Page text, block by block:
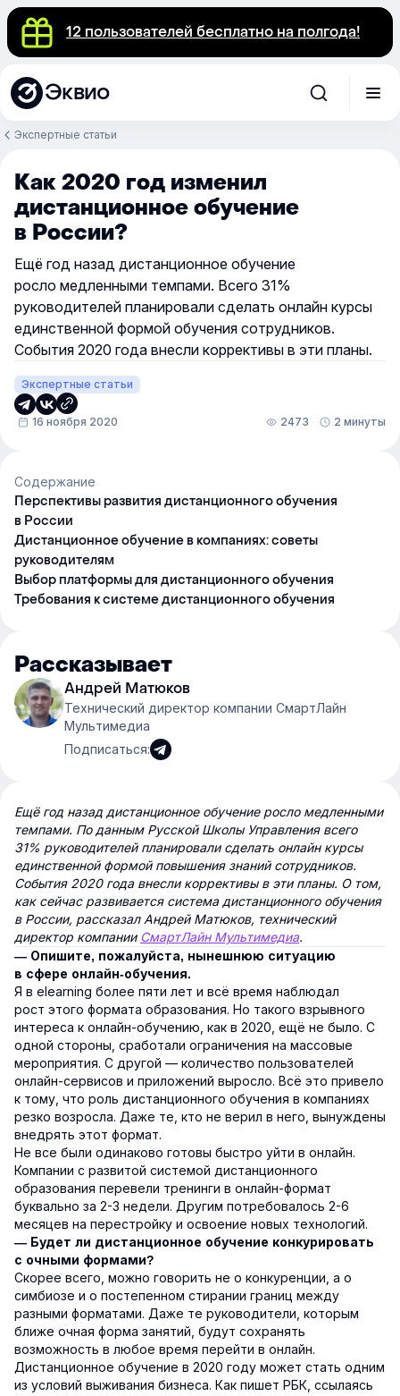
12 пользователей бесплатно на полгода!
Эквио
Экспертные статьи
Как 2020 год изменил
дистанционное обучение
в России?
Ещё год назад дистанционное обучение
росло медленными темпами. Всего 31%
руководителей планировали сделать онлайн курсы
единственной формой обучения сотрудников.
События 2020 года внесли коррективы в эти планы.
Экспертные статьи
16 ноября 2020 2473 2 минуты
Содержание
Перспективы развития дистанционного обучения
в России
Дистанционное обучение в компаниях: советы
руководителям
Выбор платформы для дистанционного обучения
Требования к системе дистанционного обучения
Рассказывает
Андрей Матюков
Технический директор компании СмартЛайн
Мультимедиа
Подписаться:
Ещё год назад дистанционное обучение росло медленными
темпами. По данным Русской Школы Управления всего
31% руководителей планировали сделать онлайн курсы
единственной формой повышения знаний сотрудников.
События 2020 года внесли коррективы в эти планы. О том,
как сейчас развивается система дистанционного обучения
в России, рассказал Андрей Матюков, технический
директор компании СмартЛайн Мультимедиа.
— Опишите, пожалуйста, нынешнюю ситуацию
в сфере онлайн-обучения.
Я в elearning более пяти лет и всё время наблюдал
рост этого формата образования. Но такого взрывного
интереса к онлайн-обучению, как в 2020, ещё не было. С
одной стороны, сработали ограничения на массовые
мероприятия. С другой — количество пользователей
онлайн-сервисов и приложений выросло. Всё это привело
к тому, что роль дистанционного обучения в компаниях
резко возросла. Даже те, кто не верил в него, вынуждены
внедрять этот формат.
Не все были одинаково готовы быстро уйти в онлайн.
Компании с развитой системой дистанционного
образования перевели тренинги в онлайн-формат
буквально за 2-3 недели. Другим потребовалось 2-6
месяцев на перестройку и освоение новых технологий.
— Будет ли дистанционное обучение конкурировать
с очными формами?
Скорее всего, можно говорить не о конкуренции, а о
симбиозе и о постепенном стирании границ между
разными форматами. Даже те руководители, которым
ближе очная форма занятий, будут сохранять
возможность в любое время перейти в онлайн.
Дистанционное обучение в 2020 году может стать одним
из условий выживания бизнеса. Как пишет РБК, ссылаясь